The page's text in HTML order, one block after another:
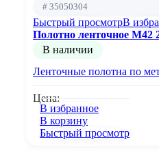
# 35050304
Быстрый просмотрВ
Полотно ленточное М42
В наличии
Ленточные полотна по
Цена:
В избранное
В корзину
Быстрый просмотр